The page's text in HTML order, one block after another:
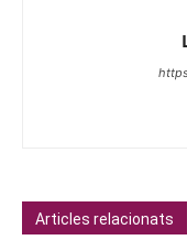
Articles relacionats